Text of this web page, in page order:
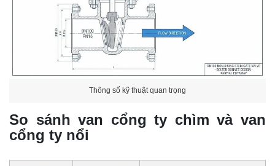
Thông số kỹ thuật quan trọng
So sánh van cổng ty chìm và van
cổng ty nổi